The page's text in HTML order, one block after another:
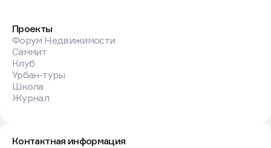
Проекты
Форум Недвижимости
Саммит
Клуб
Урбан-туры
Школа
Журнал
Контактная информация